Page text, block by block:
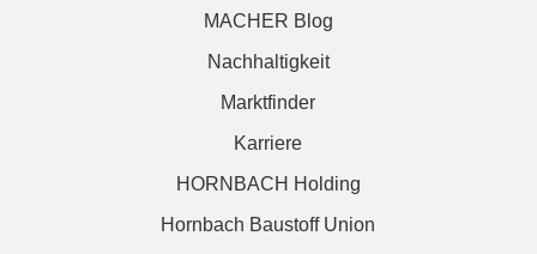
MACHER Blog
Nachhaltigkeit
Marktfinder
Karriere
HORNBACH Holding
Hornbach Baustoff Union